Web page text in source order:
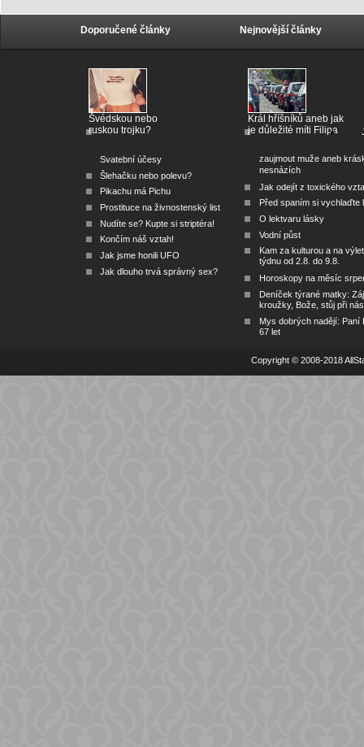
Doporučené články
Švédskou nebo
ruskou trojku?
Svatební účesy
Šlehačku nebo polevu?
Pikachu má Pichu
Prostituce na živnostenský list
Nudíte se? Kupte si striptéra!
Končím náš vztah!
Jak jsme honili UFO
Jak dlouho trvá správný sex?
Nejnovější články
Král hříšníků aneb jak
je důležité míti Filipa
zaujmout muže aneb
nesnázích
Jak odejít z toxického
Před spaním si vychlaďte
O lektvaru lásky
Vodní půst
Kam za kulturou a na
týdnu od 2.8. do 9.8.
Horoskopy na měsíc
Deníček týrané matky:
kroužky, Bože, stůj při nás
Mys dobrých nadějí: Paní
67 let
Copyright © 2008-2018